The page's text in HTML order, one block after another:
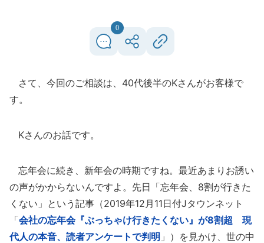
0
さて、今回のご相談は、40代後半のKさんがお客様で
す。
Kさんのお話です。
忘年会に続き、新年会の時期ですね。最近あまりお誘い
の声がかからないんですよ。先日「忘年会、8割が行きた
くない」という記事（2019年12月11日付Jタウンネット
「会社の忘年会『ぶっちゃけ行きたくない』が8割超 現
代人の本音、読者アンケートで判明 」）を見かけ、世の中